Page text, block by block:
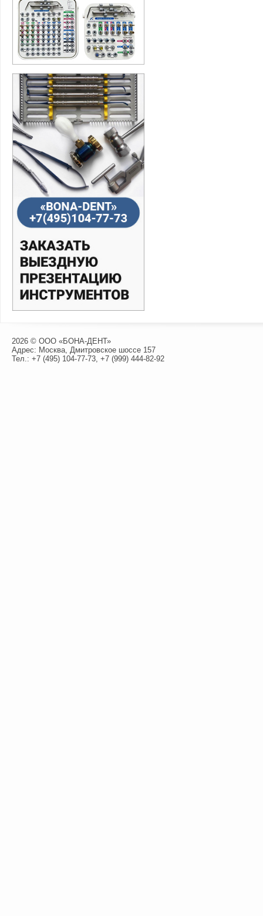
2026 © ООО «БОНА-ДЕНТ»
Адрес: Москва, Дмитровское шоссе 157
Тел.: +7 (495) 104-77-73, +7 (999) 444-82-92